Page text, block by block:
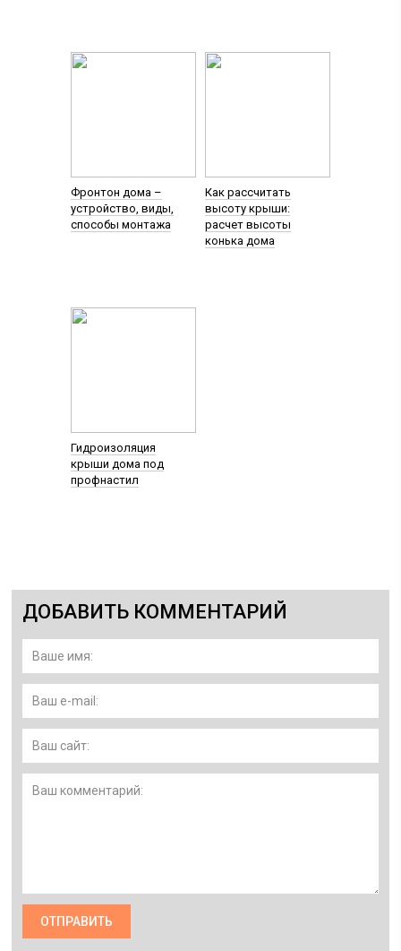
Фронтон дома –
устройство, виды,
способы монтажа
Как рассчитать
высоту крыши:
расчет высоты
конька дома
Гидроизоляция
крыши дома под
профнастил
ДОБАВИТЬ КОММЕНТАРИЙ